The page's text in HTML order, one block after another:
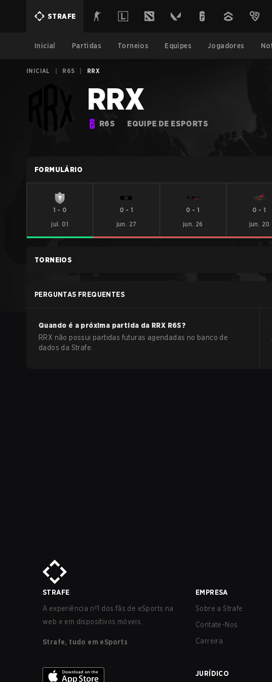
STRAFE
Inicial Partidas Torneios Equipes Jogadores
INICIAL R6S RRX
RRX
R6S EQUIPE DE ESPORTS
FORMULÁRIO
1 - 0
jul. 01
0 - 1
jun. 27
0 - 1
jun. 26
0 -1
jun. 20
TORNEIOS
PERGUNTAS FREQUENTES
Quando é a próxima partida da RRX R6S?
RRX não possui partidas futuras agendadas no banco de
dados da Strafe.
STRAFE
A experiência nº1 dos fãs de eSports na
web e em dispositivos móveis.
Strafe, tudo em eSports
EMPRESA
Sobre a Strafe
Contate-Nos
Carreira
JURÍDICO